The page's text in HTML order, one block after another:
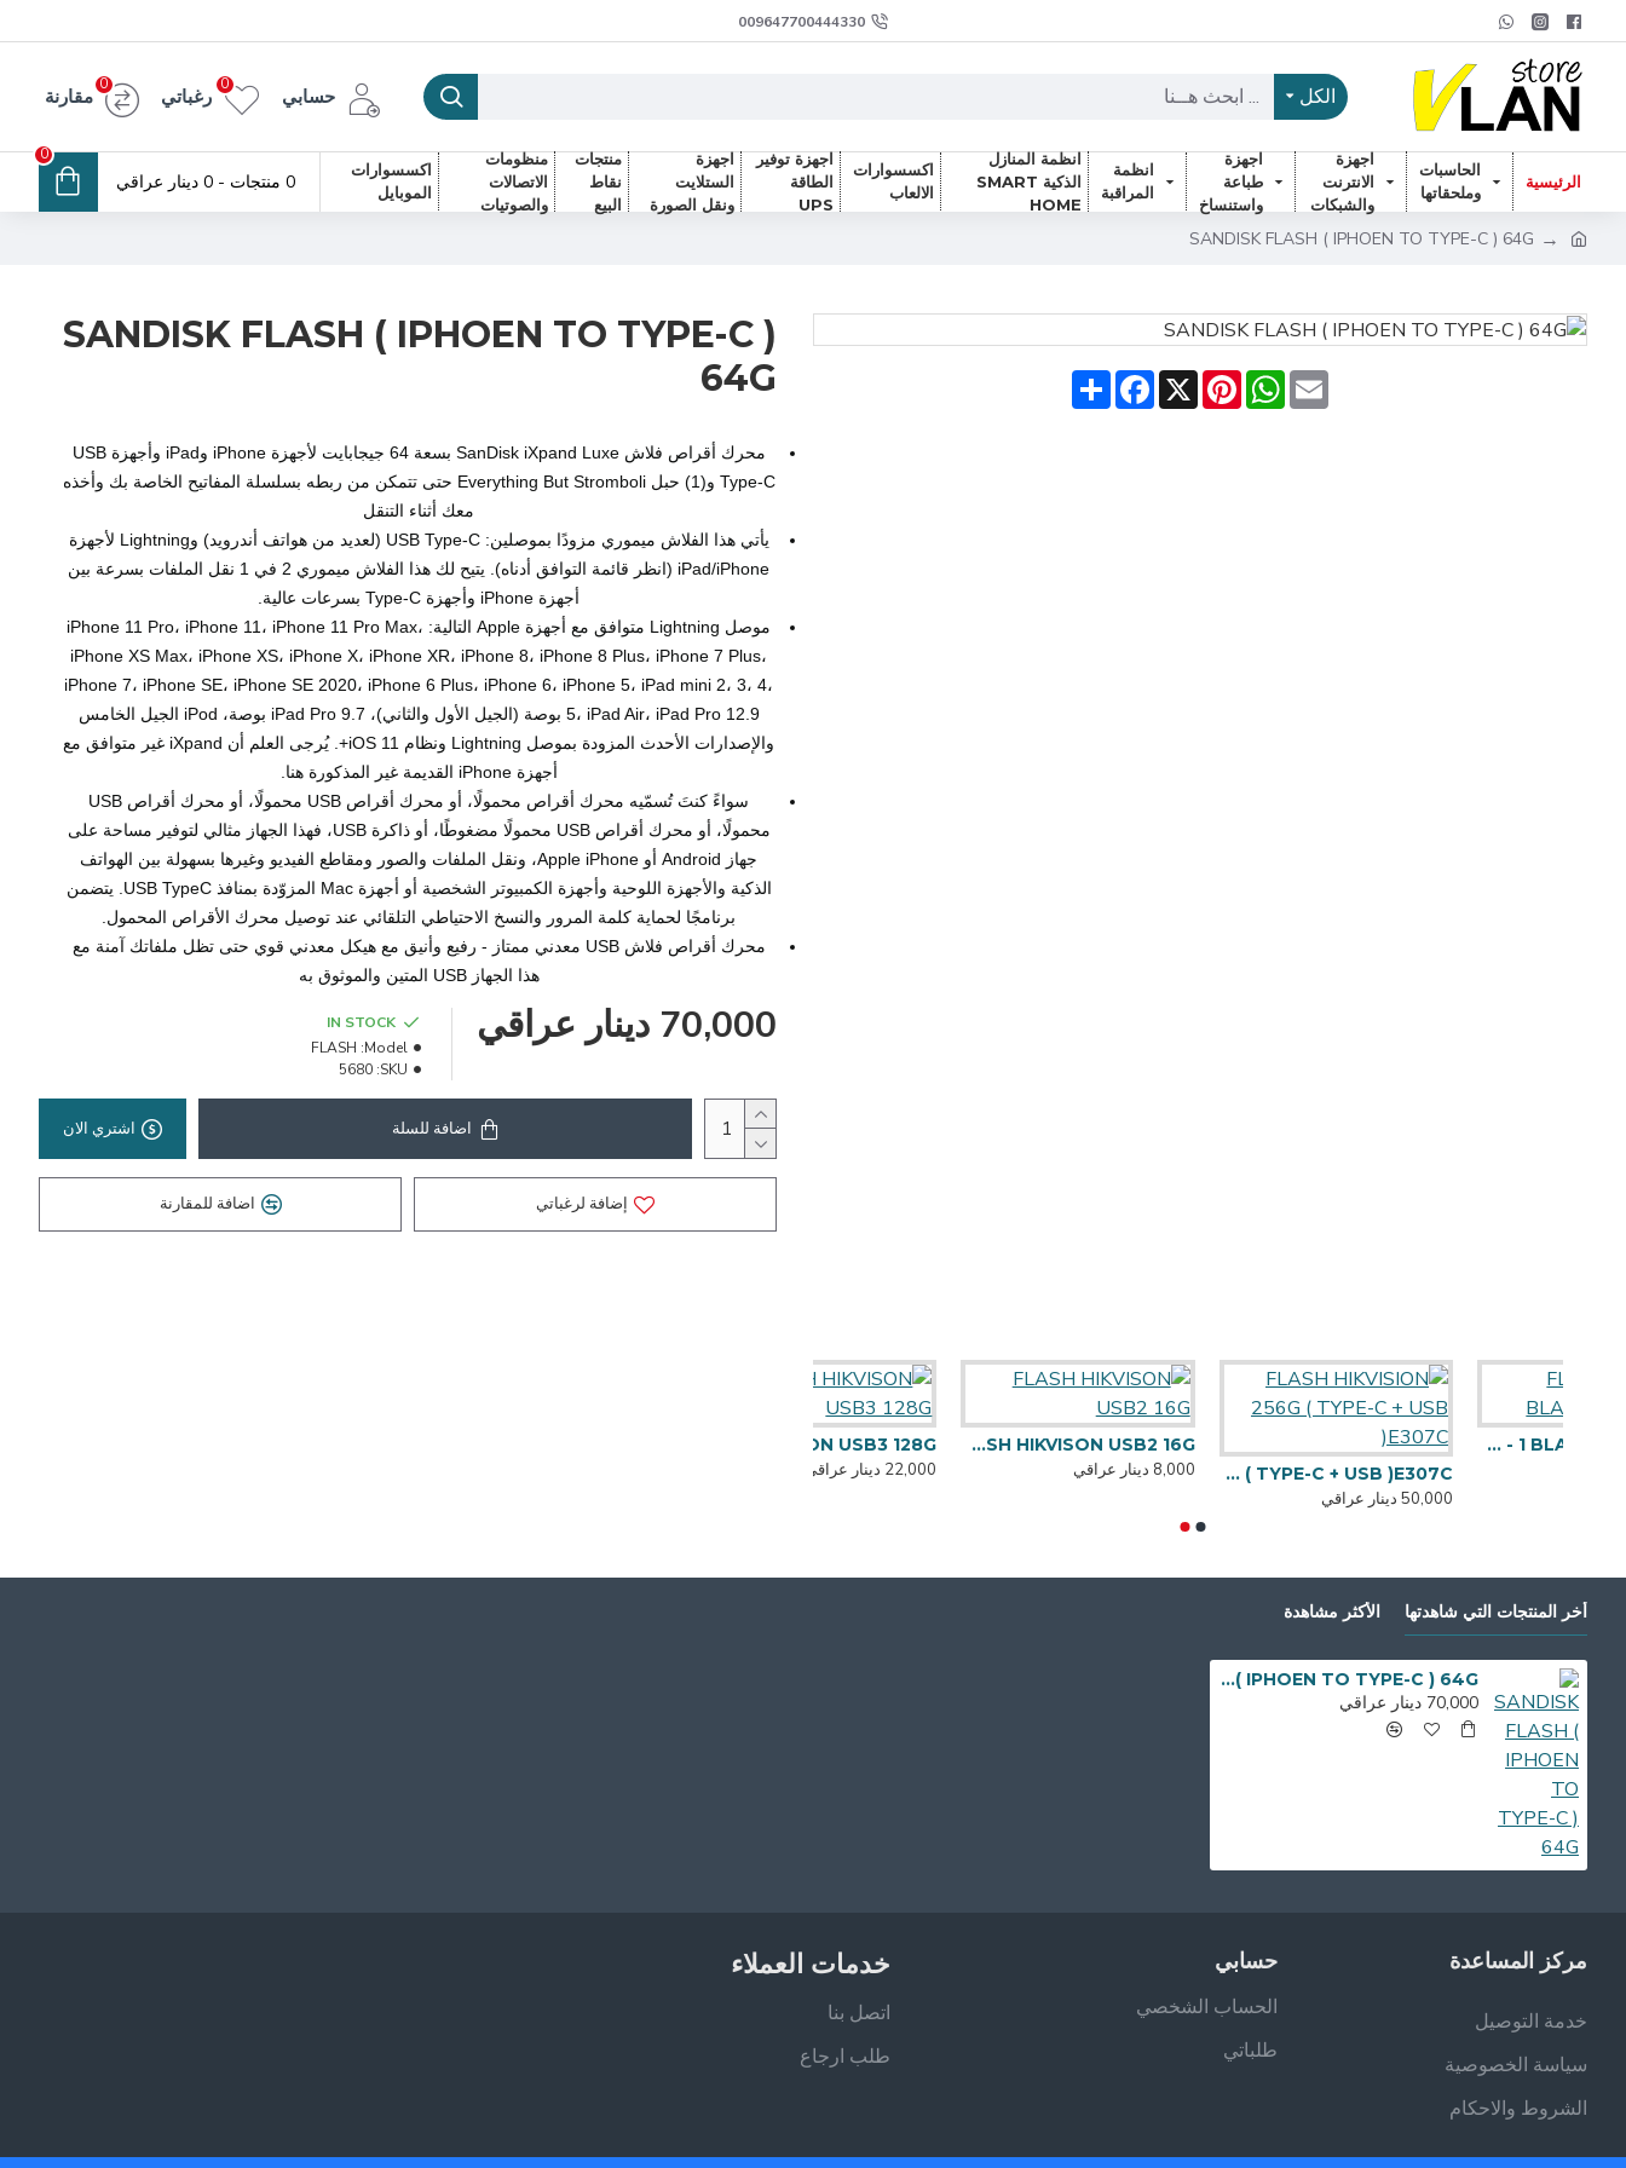
009647700444330
الكل حسابي رغباتي
0
مقارنة
0
الرئيسية
الحاسبات
وملحقاتها
اجهزة
الانترنت
والشبكات
اجهزة
طباعة
واستنساخ
انظمة
المراقبة
انظمة المنازل
الذكية SMART
HOME
اكسسوارات
الالعاب
اجهزة توفير
الطاقة
UPS
اجهزة
الستلايت
ونقل الصورة
منتجات
نقاط
البيع
منظومات
الاتصالات
والصوتيات
اكسسوارات
الموبايل
0 منتجات - 0 دينار عراقي
0
SANDISK FLASH ( IPHOEN TO TYPE-C ) 64G
Share
Facebook X
Pinterest
WhatsAppEmail
SANDISK FLASH ( IPHOEN TO TYPE-C )
64G
محرك أقراص فلاش SanDisk iXpand Luxe بسعة 64 جيجابايت لأجهزة iPhone وiPad وأجهزة USB
Type-C و(1) حبل Everything But Stromboli حتى تتمكن من ربطه بسلسلة المفاتيح الخاصة بك وأخذه
معك أثناء التنقل
يأتي هذا الفلاش ميموري مزودًا بموصلين: USB Type-C (لعديد من هواتف أندرويد) وLightning لأجهزة
iPad/iPhone (انظر قائمة التوافق أدناه). يتيح لك هذا الفلاش ميموري 2 في 1 نقل الملفات بسرعة بين
أجهزة iPhone وأجهزة Type-C بسرعات عالية.
موصل Lightning متوافق مع أجهزة Apple التالية: iPhone 11 Pro، iPhone 11، iPhone 11 Pro Max،
iPhone XS Max، iPhone XS، iPhone X، iPhone XR، iPhone 8، iPhone 8 Plus، iPhone 7 Plus،
iPhone 7، iPhone SE، iPhone SE 2020، iPhone 6 Plus، iPhone 6، iPhone 5، iPad mini 2، 3، 4،
5، iPad Air، iPad Pro 12.9 بوصة (الجيل الأول والثاني)، iPad Pro 9.7 بوصة، iPod الجيل الخامس
والإصدارات الأحدث المزودة بموصل Lightning ونظام iOS 11+. يُرجى العلم أن iXpand غير متوافق مع
أجهزة iPhone القديمة غير المذكورة هنا.
سواءً كنتَ تُسمّيه محرك أقراص محمولًا، أو محرك أقراص USB محمولًا، أو محرك أقراص USB
محمولًا، أو محرك أقراص USB محمولًا مضغوطًا، أو ذاكرة USB، فهذا الجهاز مثالي لتوفير مساحة على
جهاز Android أو Apple iPhone، ونقل الملفات والصور ومقاطع الفيديو وغيرها بسهولة بين الهواتف
الذكية والأجهزة اللوحية وأجهزة الكمبيوتر الشخصية أو أجهزة Mac المزوّدة بمنافذ USB TypeC. يتضمن
برنامجًا لحماية كلمة المرور والنسخ الاحتياطي التلقائي عند توصيل محرك الأقراص المحمول.
محرك أقراص فلاش USB معدني ممتاز - رفيع وأنيق مع هيكل معدني قوي حتى تظل ملفاتك آمنة مع
هذا الجهاز USB المتين والموثوق به
70,000 دينار عراقي
IN STOCK
Model:
FLASH
SKU:
5680
اضافة للسلة اشتري الان
إضافة لرغباتي اضافة للمقارنة
FLASH HIKVISION 256G ( TYPE-C + USB )E307C
FLASH HIKVISON USB2 16G
8,000 دينار عراقي
FLASH HIKVISON USB3 128G
أخر المنتجات التي شاهدتها الأكثر مشاهدة
SANDISK FLASH ( IPHOEN TO TYPE-C ) 64G
70,000 دينار عراقي
مركز المساعدة
خدمة التوصيل
سياسة الخصوصية
الشروط والاحكام
حسابي
الحساب الشخصي
طلباتي
خدمات العملاء
اتصل بنا
طلب ارجاع